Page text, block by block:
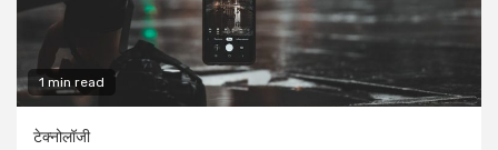
1 min read
टेक्नोलॉजी